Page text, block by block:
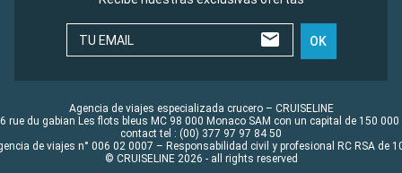
TU EMAIL OK
Agencia de viajes especializada crucero – CRUISELINE
rue du gabian Les flots bleus MC 98 000 Monaco SAM con un capital de 150 000
contact tel : (00) 377 97 97 84 50
de viajes n° 006 02 0007 – Responsabilidad civil y profesional RC RSA de
© CRUISELINE 2026 - all rights reserved